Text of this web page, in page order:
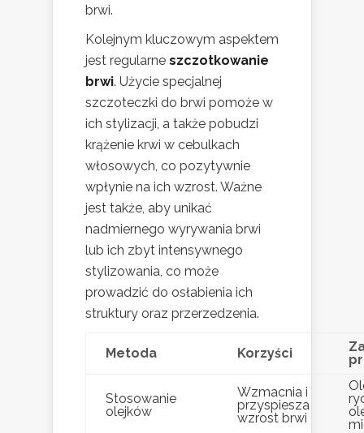
brwi.
Kolejnym kluczowym aspektem
jest regularne szczotkowanie
brwi. Użycie specjalnej
szczoteczki do brwi pomoże w
ich stylizacji, a także pobudzi
krążenie krwi w cebulkach
włosowych, co pozytywnie
wpłynie na ich wzrost. Ważne
jest także, aby unikać
nadmiernego wyrywania brwi
lub ich zbyt intensywnego
stylizowania, co może
prowadzić do osłabienia ich
struktury oraz przerzedzenia.
Metoda Korzyści
Stosowanie
olejków
Wzmacnia i
przyspiesza
wzrost brwi